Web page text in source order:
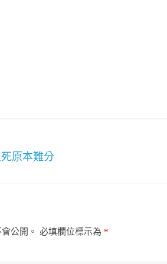
原本難分
公開。 必填欄位標示為 *